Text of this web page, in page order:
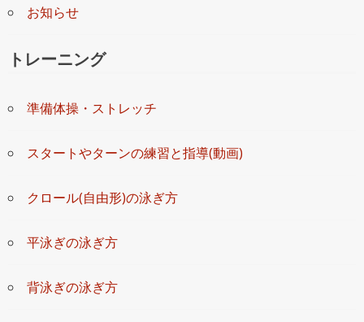
お知らせ
トレーニング
準備体操・ストレッチ
スタートやターンの練習と指導(動画)
クロール(自由形)の泳ぎ方
平泳ぎの泳ぎ方
背泳ぎの泳ぎ方